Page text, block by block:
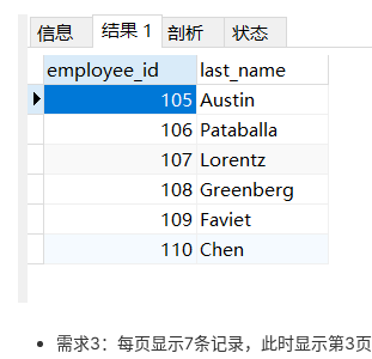
需求3：每页显示7条记录，此时显示第3页